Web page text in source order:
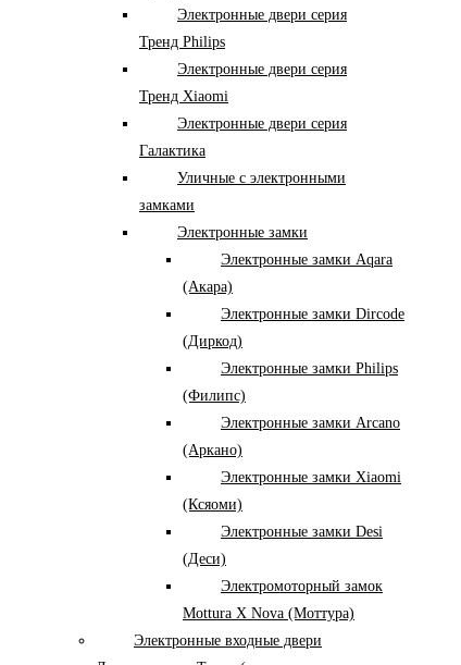
Электронные двери серия
Тренд Philips
Электронные двери серия
Тренд Xiaomi
Электронные двери серия
Галактика
Уличные с электронными
замками
Электронные замки
Электронные замки Aqara
(Акара)
Электронные замки Dircode
(Диркод)
Электронные замки Philips
(Филипс)
Электронные замки Arcano
(Аркано)
Электронные замки Xiaomi
(Ксяоми)
Электронные замки Desi
(Деси)
Электромоторный замок
Mottura X Nova (Моттура)
Электронные входные двери